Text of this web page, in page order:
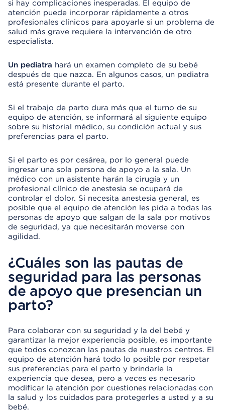
si hay complicaciones inesperadas. El equipo de
atención puede incorporar rápidamente a otros
profesionales clínicos para apoyarle si un problema de
salud más grave requiere la intervención de otro
especialista.
Un pediatra hará un examen completo de su bebé
después de que nazca. En algunos casos, un pediatra
está presente durante el parto.
Si el trabajo de parto dura más que el turno de su
equipo de atención, se informará al siguiente equipo
sobre su historial médico, su condición actual y sus
preferencias para el parto.
Si el parto es por cesárea, por lo general puede
ingresar una sola persona de apoyo a la sala. Un
médico con un asistente harán la cirugía y un
profesional clínico de anestesia se ocupará de
controlar el dolor. Si necesita anestesia general, es
posible que el equipo de atención les pida a todas las
personas de apoyo que salgan de la sala por motivos
de seguridad, ya que necesitarán moverse con
agilidad.
¿Cuáles son las pautas de
seguridad para las personas
de apoyo que presencian un
parto?
Para colaborar con su seguridad y la del bebé y
garantizar la mejor experiencia posible, es importante
que todos conozcan las pautas de nuestros centros. El
equipo de atención hará todo lo posible por respetar
sus preferencias para el parto y brindarle la
experiencia que desea, pero a veces es necesario
modificar la atención por cuestiones relacionadas con
la salud y los cuidados para protegerles a usted y a su
bebé.